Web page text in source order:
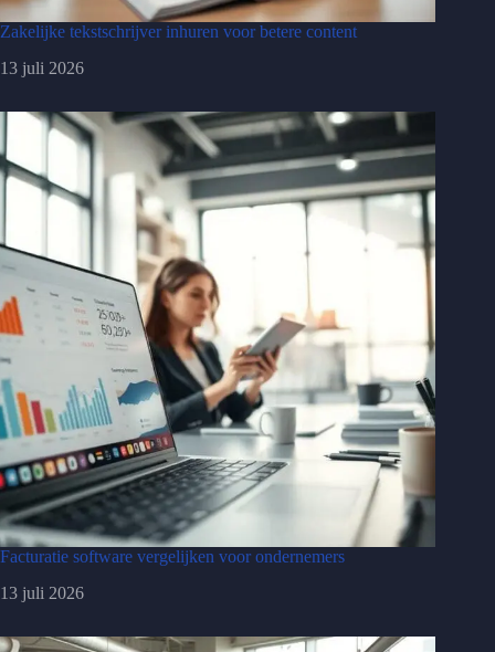
Zakelijke tekstschrijver inhuren voor betere content
13 juli 2026
Facturatie software vergelijken voor ondernemers
13 juli 2026